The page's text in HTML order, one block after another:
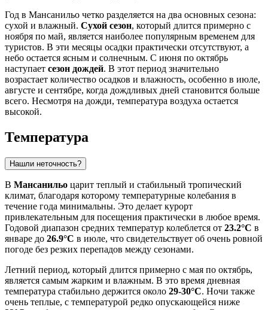
Год в Мансанильо четко разделяется на два основных сезона:
сухой и влажный. Сухой сезон, который длится примерно с
ноября по май, является наиболее популярным временем для
туристов. В эти месяцы осадки практически отсутствуют, а
небо остается ясным и солнечным. С июня по октябрь
наступает сезон дождей. В этот период значительно
возрастает количество осадков и влажность, особенно в июле,
августе и сентябре, когда дождливых дней становится больше
всего. Несмотря на дожди, температура воздуха остается
высокой.
Температура
Нашли неточность?
В Мансанильо царит теплый и стабильный тропический
климат, благодаря которому температурные колебания в
течение года минимальны. Это делает курорт
привлекательным для посещения практически в любое время.
Годовой диапазон средних температур колеблется от 23.2°C в
январе до 26.9°C в июле, что свидетельствует об очень ровной
погоде без резких перепадов между сезонами.
Летний период, который длится примерно с мая по октябрь,
является самым жарким и влажным. В это время дневная
температура стабильно держится около 29-30°C. Ночи также
очень теплые, с температурой редко опускающейся ниже